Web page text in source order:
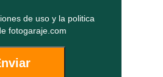
de uso y la politica
fotogaraje.com